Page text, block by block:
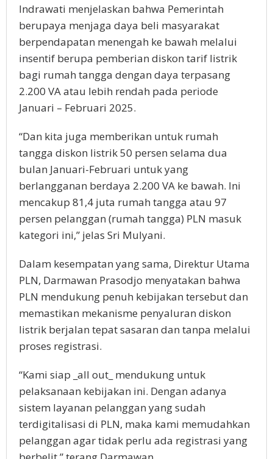
Indrawati menjelaskan bahwa Pemerintah
berupaya menjaga daya beli masyarakat
berpendapatan menengah ke bawah melalui
insentif berupa pemberian diskon tarif listrik
bagi rumah tangga dengan daya terpasang
2.200 VA atau lebih rendah pada periode
Januari – Februari 2025.
“Dan kita juga memberikan untuk rumah
tangga diskon listrik 50 persen selama dua
bulan Januari-Februari untuk yang
berlangganan berdaya 2.200 VA ke bawah. Ini
mencakup 81,4 juta rumah tangga atau 97
persen pelanggan (rumah tangga) PLN masuk
kategori ini,” jelas Sri Mulyani.
Dalam kesempatan yang sama, Direktur Utama
PLN, Darmawan Prasodjo menyatakan bahwa
PLN mendukung penuh kebijakan tersebut dan
memastikan mekanisme penyaluran diskon
listrik berjalan tepat sasaran dan tanpa melalui
proses registrasi.
“Kami siap _all out_ mendukung untuk
pelaksanaan kebijakan ini. Dengan adanya
sistem layanan pelanggan yang sudah
terdigitalisasi di PLN, maka kami memudahkan
pelanggan agar tidak perlu ada registrasi yang